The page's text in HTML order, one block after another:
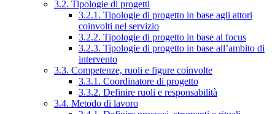
3.2. Tipologie di progetti
3.2.1. Tipologie di progetto in base agli attori
coinvolti nel servizio
3.2.2. Tipologie di progetto in base al focus
3.2.3. Tipologie di progetto in base all’ambito di
intervento
3.3. Competenze, ruoli e figure coinvolte
3.3.1. Coordinatore di progetto
3.3.2. Definire ruoli e responsabilità
3.4. Metodo di lavoro